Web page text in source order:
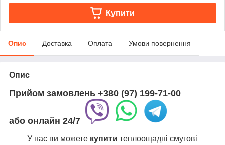
Купити
Опис Доставка Оплата Умови повернення
Опис
Прийом замовлень +380 (97) 199-71-00
або онлайн 24/7
У нас ви можете купити теплоощадні смугові